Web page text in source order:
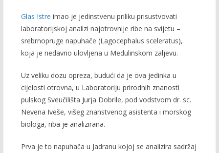
o
k
n
k
Glas Istre imao je jedinstvenu priliku prisustvovati
laboratorijskoj analizi najotrovnije ribe na svijetu –
srebrnopruge napuhače (Lagocephalus sceleratus),
koja je nedavno ulovljena u Medulinskom zaljevu.
Uz veliku dozu opreza, budući da je ova jedinka u
cijelosti otrovna, u Laboratoriju prirodnih znanosti
pulskog Sveučilišta Jurja Dobrile, pod vodstvom dr. sc.
Nevena Iveše, višeg znanstvenog asistenta i morskog
biologa, riba je analizirana.
Prva je to napuhača u Jadranu kojoj se analizira sadržaj